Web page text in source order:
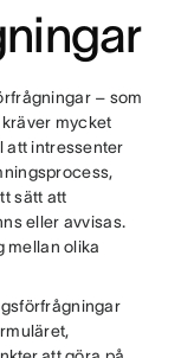
– som
mycket
att intressenter
sätt att
eller avvisas.
mellan olika